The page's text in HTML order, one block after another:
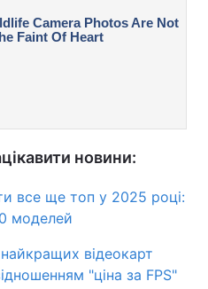
новини:
все ще топ у 2025 році:
моделей
відеокарт
"ціна за FPS"